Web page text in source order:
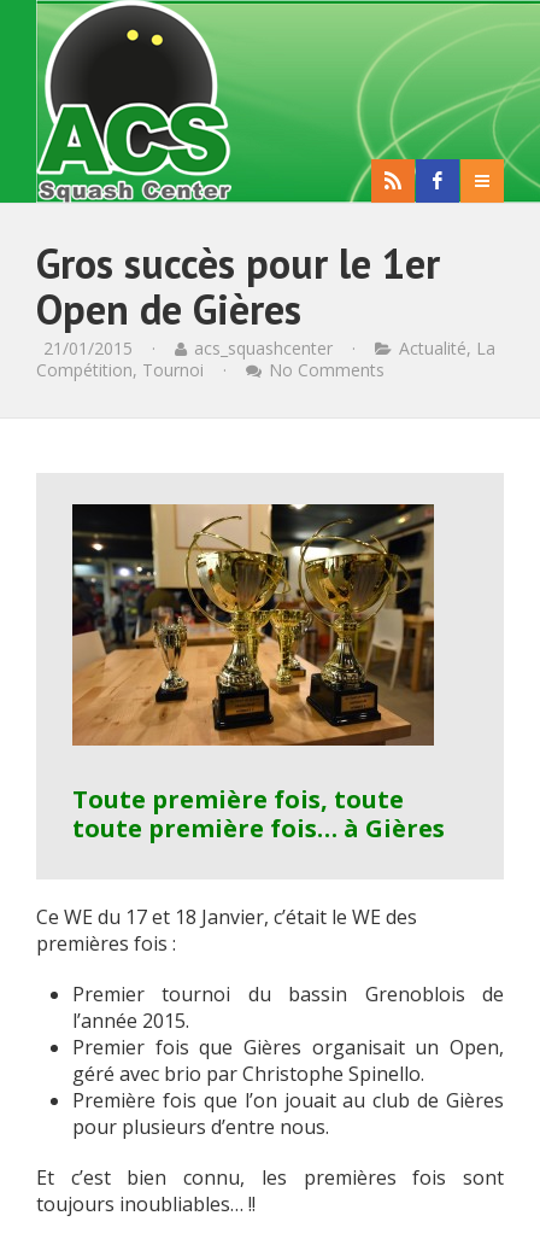
Gros succès pour le 1er
Open de Gières
21/01/2015 · acs_squashcenter · Actualité, La
Compétition, Tournoi · No Comments
Toute première fois, toute
toute première fois… à Gières
Ce WE du 17 et 18 Janvier, c’était le WE des
premières fois :
Premier tournoi du bassin Grenoblois de
l’année 2015.
Premier fois que Gières organisait un Open,
géré avec brio par Christophe Spinello.
Première fois que l’on jouait au club de Gières
pour plusieurs d’entre nous.
Et c’est bien connu, les premières fois sont
toujours inoubliables… !!